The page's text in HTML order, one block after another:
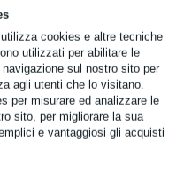
cookies e altre tecniche
utilizzati per abilitare le
sul nostro sito per
agli utenti che lo visitano.
per misurare ed analizzare le
sito, per migliorare la sua
e vantaggiosi gli acquisti
4 pin (TRRS)
cuffie, RCA